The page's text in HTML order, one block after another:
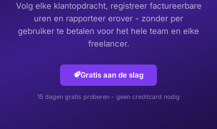
Volg elke klantopdracht, registreer factureerbare
uren en rapporteer erover - zonder per
gebruiker te betalen voor het hele team en elke
freelancer.
Gratis aan de slag
15 dagen gratis proberen - geen creditcard nodig